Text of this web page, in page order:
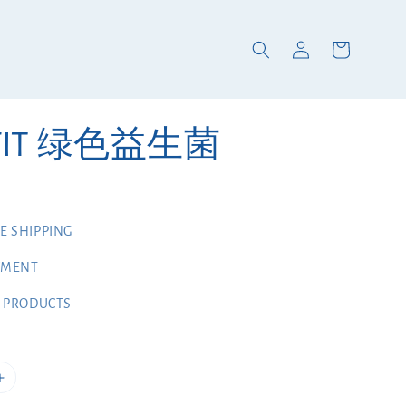
绿色益生菌
SHIPPING